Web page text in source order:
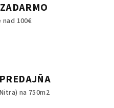
100€
na 750m2